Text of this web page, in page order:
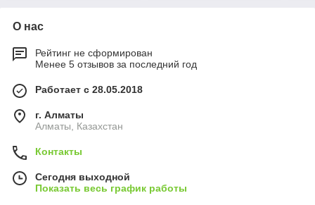
О нас
Рейтинг не сформирован
Менее 5 отзывов за последний год
Работает с 28.05.2018
г. Алматы
Алматы, Казахстан
Контакты
Сегодня выходной
Показать весь график работы